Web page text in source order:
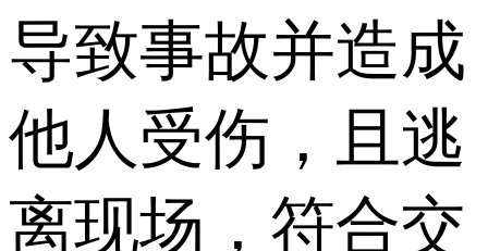
导致事故并造成
他人受伤，且逃
离现场，符合交